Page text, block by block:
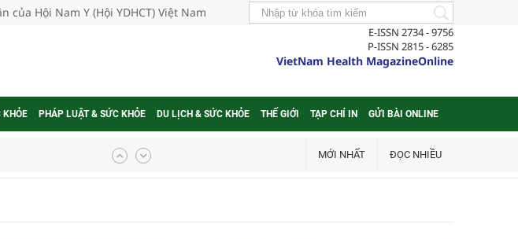
Hội Nam Y (Hội YDHCT) Việt Nam
E-ISSN 2734 - 9756
P-ISSN 2815 - 6285
VietNam Health MagazineOnline
KHỎE PHÁP LUẬT & SỨC KHỎE DU LỊCH & SỨC KHỎE THẾ GIỚI TẠP CHÍ IN GỬI BÀI ONLINE
MỚI NHẤT ĐỌC NHIỀU